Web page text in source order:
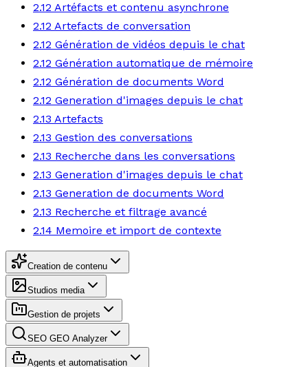
2.12 Artéfacts et contenu asynchrone
2.12 Artefacts de conversation
2.12 Génération de vidéos depuis le chat
2.12 Génération automatique de mémoire
2.12 Génération de documents Word
2.12 Generation d'images depuis le chat
2.13 Artefacts
2.13 Gestion des conversations
2.13 Recherche dans les conversations
2.13 Generation d'images depuis le chat
2.13 Generation de documents Word
2.13 Recherche et filtrage avancé
2.14 Memoire et import de contexte
Creation de contenu
Studios media
Gestion de projets
SEO GEO Analyzer
Agents et automatisation